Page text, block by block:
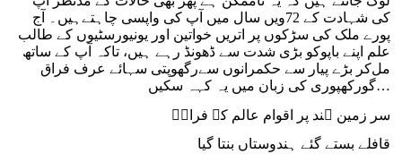
کی شہادت کے 72ویں سال میں آپ کی واپسی چاہتےہیں۔ آج
پورے ملک کی سڑکوں پر اتریں خواتین اور یونیورسٹیوں کے طالب
علم اپنے باپوکو بڑی شدت سے ڈھونڈ رہے ہیں، تاکہ آپ کے ساتھ
مل‌کر بڑے پیار سے حکمرانوں سےرگھوپتی سہائے عرف فراق
گورکھپوری کی زبان میں یہ کہہ سکیں…
سر زمین ہند پر اقوام عالم کے فراقؔ
قافلے بستے گئے ہندوستاں بنتا گیا